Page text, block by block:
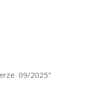
09/2025"